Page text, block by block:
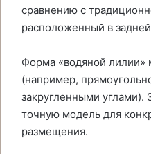
сравнению с
расположенный в
Форма «водяной лилии»
(например,
закругленными углами).
точную модель для
размещения.